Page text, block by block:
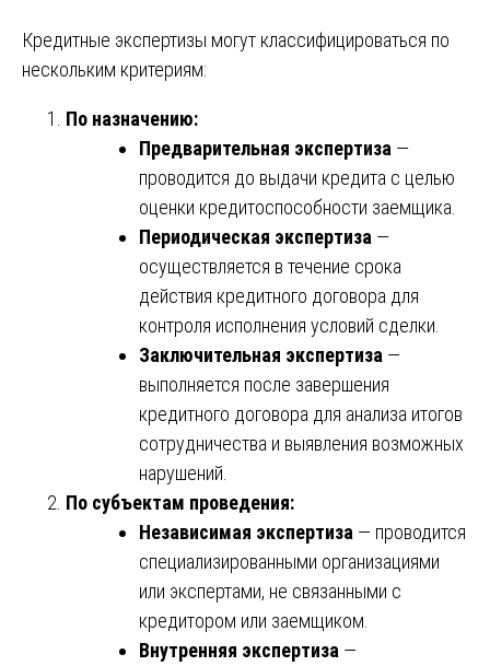
Кредитные экспертизы могут классифицироваться по
нескольким критериям:
По назначению:
Предварительная экспертиза —
проводится до выдачи кредита с целью
оценки кредитоспособности заемщика.
Периодическая экспертиза —
осуществляется в течение срока
действия кредитного договора для
контроля исполнения условий сделки.
Заключительная экспертиза —
выполняется после завершения
кредитного договора для анализа итогов
сотрудничества и выявления возможных
нарушений.
По субъектам проведения:
Независимая экспертиза — проводится
специализированными организациями
или экспертами, не связанными с
кредитором или заемщиком.
Внутренняя экспертиза —